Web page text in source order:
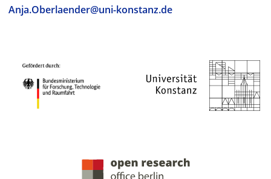
Anja.Oberlaender@uni-konstanz.de